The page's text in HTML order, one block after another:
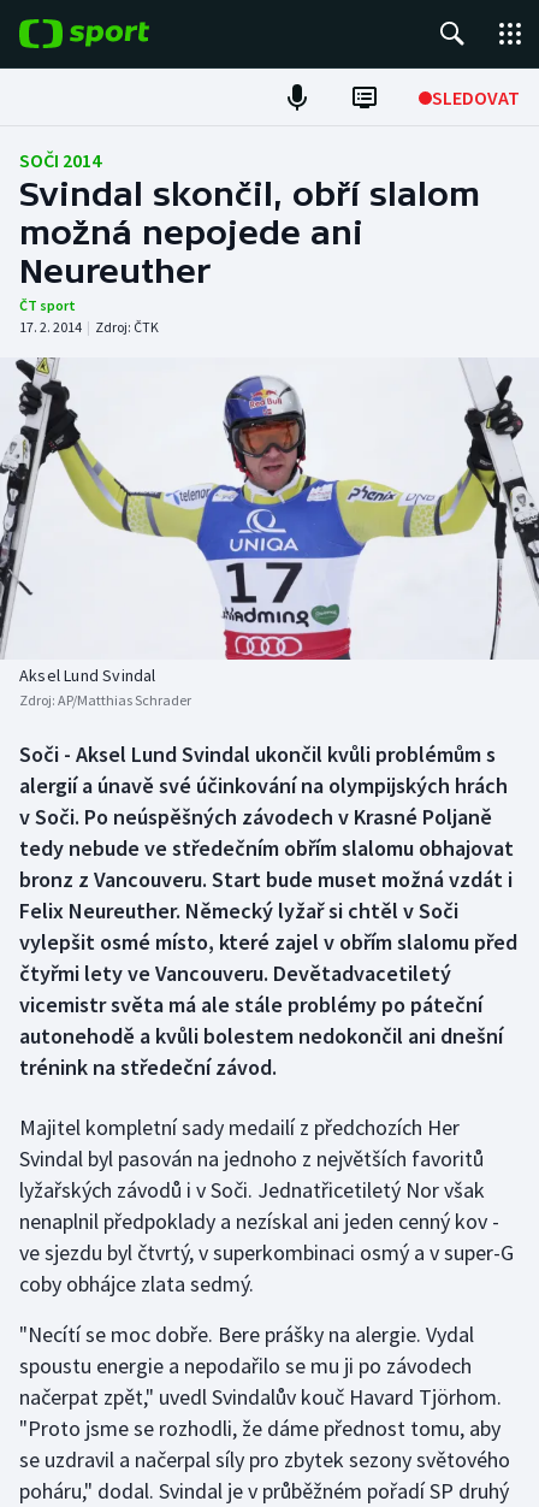
SLEDOVAT
Fotbal
Hokej
Tenis
Atletika
Cyklistika
DALŠÍ SPORTY
Americký fotbal
Biatlon
Box
Curling
Dostihy
Florbal
Futsal
Golf
Gymnastika
Házená
Jezdectví
Krasobruslení
Lezení
Lyže a snowboard
NEPŘEHLÉDNĚTE
Aplikace ČT sport
SOČI 2014
Svindal skončil, obří slalom
možná nepojede ani
Neureuther
ČT sport
17. 2. 2014 | Zdroj: ČTK
Aksel Lund Svindal
Zdroj: AP/Matthias Schrader
Soči - Aksel Lund Svindal ukončil kvůli problémům s
alergií a únavě své účinkování na olympijských hrách
v Soči. Po neúspěšných závodech v Krasné Poljaně
tedy nebude ve středečním obřím slalomu obhajovat
bronz z Vancouveru. Start bude muset možná vzdát i
Felix Neureuther. Německý lyžař si chtěl v Soči
vylepšit osmé místo, které zajel v obřím slalomu před
čtyřmi lety ve Vancouveru. Devětadvacetiletý
vicemistr světa má ale stále problémy po páteční
autonehodě a kvůli bolestem nedokončil ani dnešní
trénink na středeční závod.
Majitel kompletní sady medailí z předchozích Her
Svindal byl pasován na jednoho z největších favoritů
lyžařských závodů i v Soči. Jednatřicetiletý Nor však
nenaplnil předpoklady a nezískal ani jeden cenný kov -
ve sjezdu byl čtvrtý, v superkombinaci osmý a v super-G
coby obhájce zlata sedmý.
"Necítí se moc dobře. Bere prášky na alergie. Vydal
spoustu energie a nepodařilo se mu ji po závodech
načerpat zpět," uvedl Svindalův kouč Havard Tjörhom.
"Proto jsme se rozhodli, že dáme přednost tomu, aby
se uzdravil a načerpal síly pro zbytek sezony světového
poháru," dodal. Svindal je v průběžném pořadí SP druhý